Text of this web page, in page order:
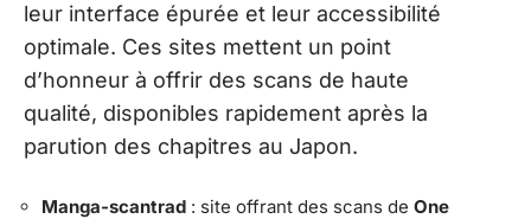
leur interface épurée et leur accessibilité
optimale. Ces sites mettent un point
d’honneur à offrir des scans de haute
qualité, disponibles rapidement après la
parution des chapitres au Japon.
Manga-scantrad : site offrant des scans de One